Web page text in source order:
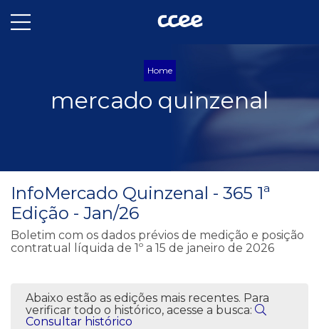
Home
mercado quinzenal
InfoMercado Quinzenal - 365 1ª
Edição - Jan/26
Boletim com os dados prévios de medição e posição
contratual líquida de 1º a 15 de janeiro de 2026
Abaixo estão as edições mais recentes. Para
verificar todo o histórico, acesse a busca:
Consultar histórico